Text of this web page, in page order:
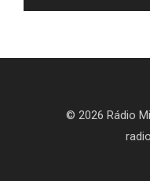
© 2026 Rádio